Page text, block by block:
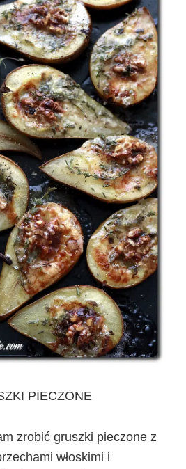
PIECZONE
zrobić gruszki pieczone z
włoskimi i